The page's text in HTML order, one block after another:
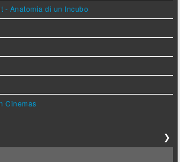
- Anatomia di un Incubo
Cinemas
❯